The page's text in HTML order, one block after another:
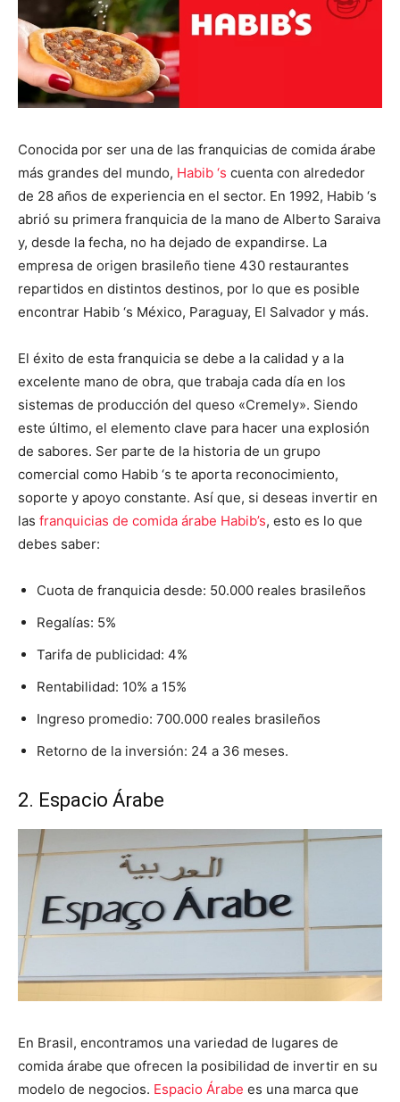
Conocida por ser una de las franquicias de comida árabe
más grandes del mundo, Habib ‘s cuenta con alrededor
de 28 años de experiencia en el sector. En 1992, Habib ‘s
abrió su primera franquicia de la mano de Alberto Saraiva
y, desde la fecha, no ha dejado de expandirse. La
empresa de origen brasileño tiene 430 restaurantes
repartidos en distintos destinos, por lo que es posible
encontrar Habib ‘s México, Paraguay, El Salvador y más.
El éxito de esta franquicia se debe a la calidad y a la
excelente mano de obra, que trabaja cada día en los
sistemas de producción del queso «Cremely». Siendo
este último, el elemento clave para hacer una explosión
de sabores. Ser parte de la historia de un grupo
comercial como Habib ‘s te aporta reconocimiento,
soporte y apoyo constante. Así que, si deseas invertir en
las franquicias de comida árabe Habib’s, esto es lo que
debes saber:
Cuota de franquicia desde: 50.000 reales brasileños
Regalías: 5%
Tarifa de publicidad: 4%
Rentabilidad: 10% a 15%
Ingreso promedio: 700.000 reales brasileños
Retorno de la inversión: 24 a 36 meses.
2. Espacio Árabe
En Brasil, encontramos una variedad de lugares de
comida árabe que ofrecen la posibilidad de invertir en su
modelo de negocios. Espacio Árabe es una marca que